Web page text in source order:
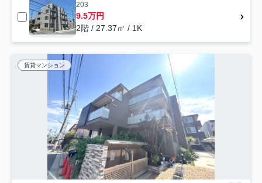
203
9.5万円
2階 / 27.37㎡ / 1K
賃貸マンション